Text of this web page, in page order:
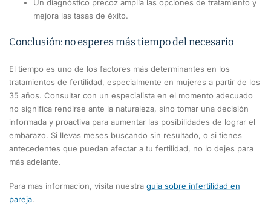
Un diagnóstico precoz amplía las opciones de tratamiento y
mejora las tasas de éxito.
Conclusión: no esperes más tiempo del necesario
El tiempo es uno de los factores más determinantes en los
tratamientos de fertilidad, especialmente en mujeres a partir de los
35 años. Consultar con un especialista en el momento adecuado
no significa rendirse ante la naturaleza, sino tomar una decisión
informada y proactiva para aumentar las posibilidades de lograr el
embarazo. Si llevas meses buscando sin resultado, o si tienes
antecedentes que puedan afectar a tu fertilidad, no lo dejes para
más adelante.
Para mas informacion, visita nuestra guia sobre infertilidad en
pareja.